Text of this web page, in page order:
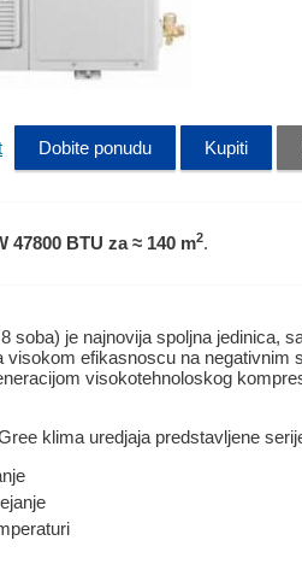
Dobite ponudu Kupiti
47800 BTU za ≈ 140 m2.
soba) je najnovija spoljna jedinica,
visokom efikasnoscu na negativnim
visokotehnoloskog
klima uredjaja predstavljene